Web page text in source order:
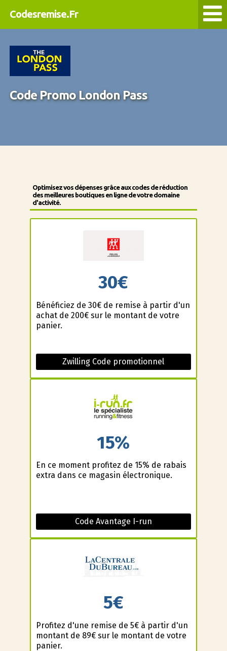
Codesremise.Fr
Code Promo London Pass
Optimisez vos dépenses grâce aux codes de réduction
des meilleures boutiques en ligne de votre domaine
d'activité.
30€
Bénéficiez de 30€ de remise à partir d'un
achat de 200€ sur le montant de votre
panier.
Zwilling Code promotionnel
15%
En ce moment profitez de 15% de rabais
extra dans ce magasin électronique.
Code Avantage I-run
5€
Profitez d'une remise de 5€ à partir d'un
montant de 89€ sur le montant de votre
panier.